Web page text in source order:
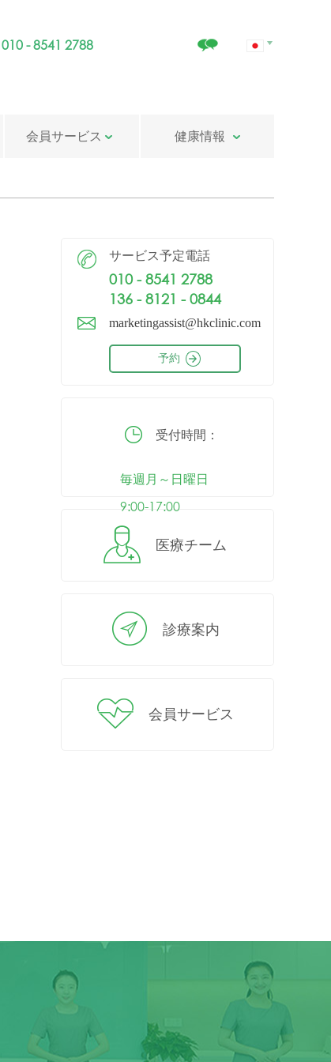
010 - 8541 2788
会員サービス 健康情報
サービス予定電話
010 - 8541 2788
136 - 8121 - 0844
marketingassist@hkclinic.com
予約
受付時間：
毎週月～日曜日
9:00-17:00
医療チーム
診療案内
会員サービス